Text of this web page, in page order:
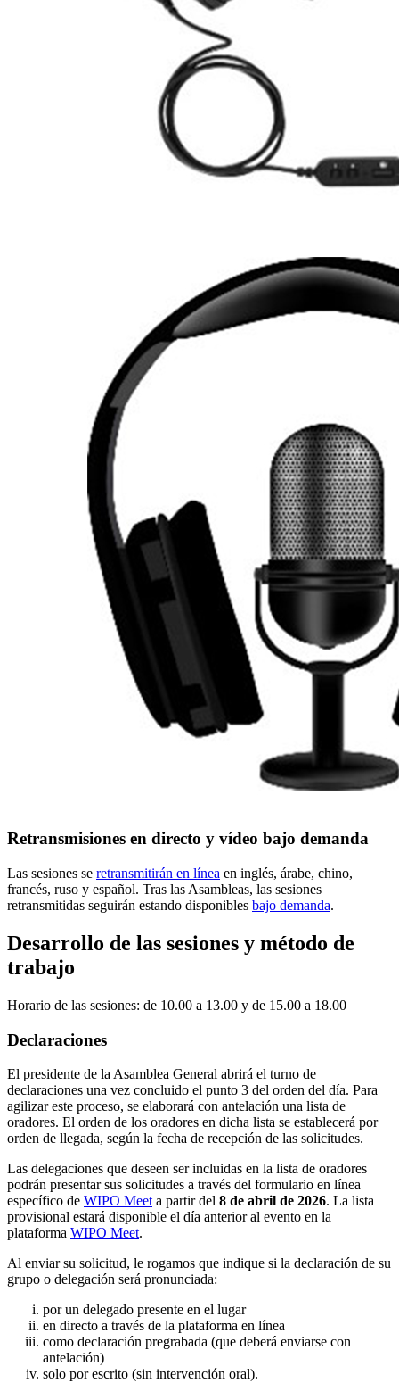
Retransmisiones en directo y vídeo bajo demanda
Las sesiones se retransmitirán en línea en inglés, árabe, chino,
francés, ruso y español. Tras las Asambleas, las sesiones
retransmitidas seguirán estando disponibles bajo demanda.
Desarrollo de las sesiones y método de
trabajo
Horario de las sesiones: de 10.00 a 13.00 y de 15.00 a 18.00
Declaraciones
El presidente de la Asamblea General abrirá el turno de
declaraciones una vez concluido el punto 3 del orden del día. Para
agilizar este proceso, se elaborará con antelación una lista de
oradores. El orden de los oradores en dicha lista se establecerá por
orden de llegada, según la fecha de recepción de las solicitudes.
Las delegaciones que deseen ser incluidas en la lista de oradores
podrán presentar sus solicitudes a través del formulario en línea
específico de WIPO Meet a partir del 8 de abril de 2026. La lista
provisional estará disponible el día anterior al evento en la
plataforma WIPO Meet.
Al enviar su solicitud, le rogamos que indique si la declaración de su
grupo o delegación será pronunciada:
por un delegado presente en el lugar
en directo a través de la plataforma en línea
como declaración pregrabada (que deberá enviarse con
antelación)
solo por escrito (sin intervención oral).